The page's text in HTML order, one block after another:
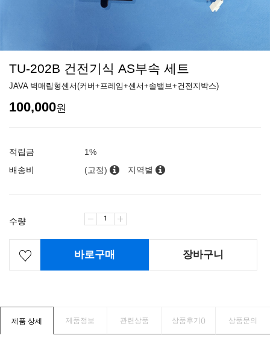
TU-202B 건전기식 AS부속 세트
JAVA 벽매립형센서(커버+프레임+센서+솔밸브+건전지박스)
100,000원
적립금
1%
배송비
(고정) 지역별
수량
바로구매 장바구니
제품 상세 제품정보 관련상품 상품후기() 상품문의